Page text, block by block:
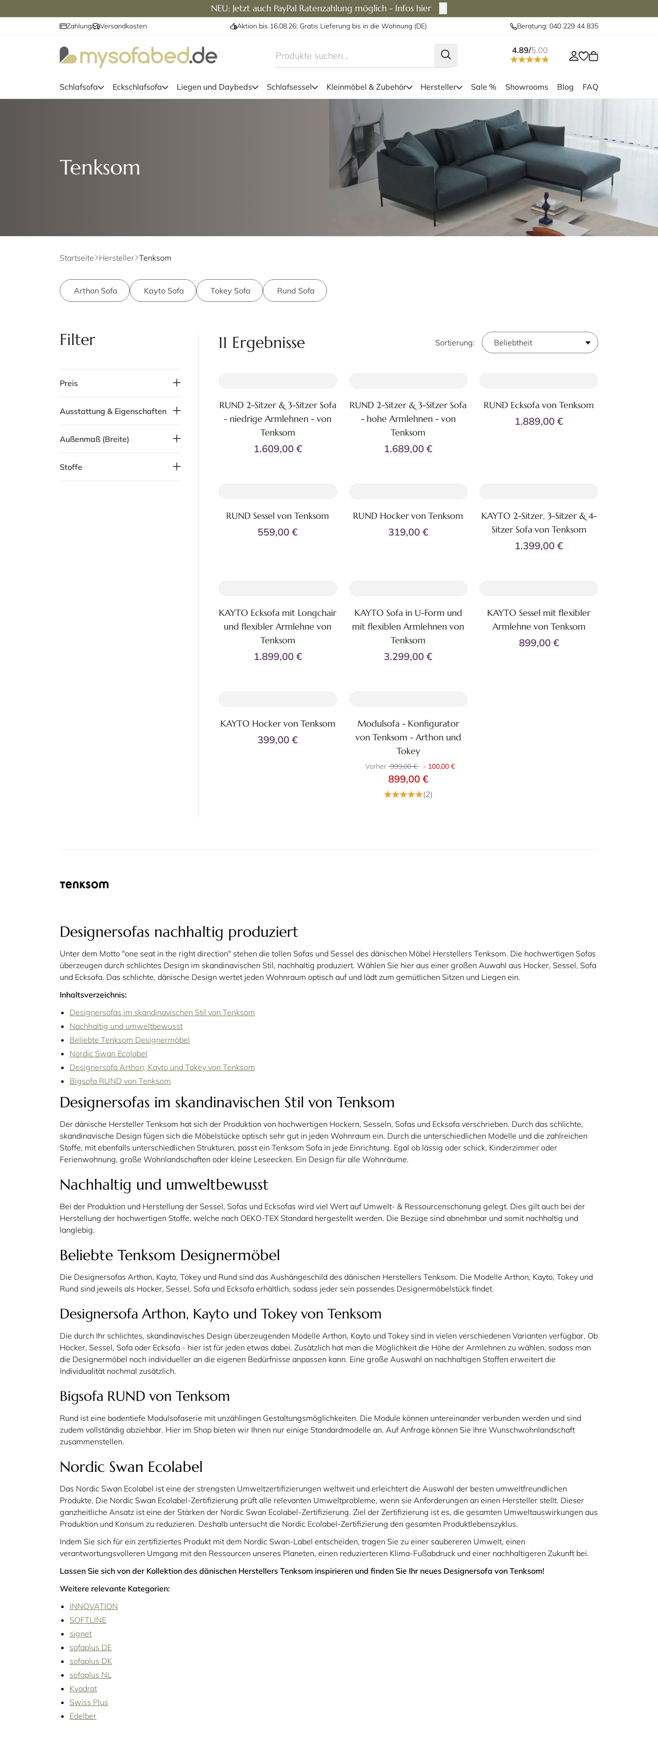
NEU: Jetzt auch PayPal Ratenzahlung möglich - Infos hier
Zahlung/ Versandkosten Aktion bis 16.08.26: Gratis Lieferung bis in die Wohnung (DE) Beratung: 040 229 44 835
4.89/5.00
Schlafsofa Eckschlafsofa Liegen und Daybeds Schlafsessel Kleinmöbel & Zubehör Hersteller Sale % Showrooms Blog FAQ
Tenksom
Startseite Hersteller Tenksom
Arthon Sofa Kayto Sofa Tokey Sofa Rund Sofa
Filter
Preis
Ausstattung & Eigenschaften
Außenmaß (Breite)
Stoffe
11 Ergebnisse Sortierung:
Zum Produkt
RUND 2-Sitzer & 3-Sitzer Sofa
- niedrige Armlehnen - von
Tenksom
1.609,00 €
Zum Produkt
RUND 2-Sitzer & 3-Sitzer Sofa
- hohe Armlehnen - von
Tenksom
1.689,00 €
Zum Produkt
RUND Ecksofa von Tenksom
1.889,00 €
Zum Produkt
RUND Sessel von Tenksom
559,00 €
Zum Produkt
RUND Hocker von Tenksom
319,00 €
Zum Produkt
KAYTO 2-Sitzer, 3-Sitzer & 4-
Sitzer Sofa von Tenksom
1.399,00 €
Zum Produkt
KAYTO Ecksofa mit Longchair
und flexibler Armlehne von
Tenksom
1.899,00 €
Zum Produkt
KAYTO Sofa in U-Form und
mit flexiblen Armlehnen von
Tenksom
3.299,00 €
Zum Produkt
KAYTO Sessel mit flexibler
Armlehne von Tenksom
899,00 €
Zum Produkt
KAYTO Hocker von Tenksom
399,00 €
Zum Produkt
Modulsofa - Konfigurator
von Tenksom - Arthon und
Tokey
Vorher 999,00 € - 100,00 €
899,00 €
(2)
Designersofas nachhaltig produziert
Unter dem Motto "one seat in the right direction" stehen die tollen Sofas und Sessel des dänischen Möbel Herstellers Tenksom. Die hochwertigen Sofas
überzeugen durch schlichtes Design im skandinavischen Stil, nachhaltig produziert. Wählen Sie hier aus einer großen Auwahl aus Hocker, Sessel, Sofa
und Ecksofa. Das schlichte, dänische Design wertet jeden Wohnraum optisch auf und lädt zum gemütlichen Sitzen und Liegen ein.
Inhaltsverzeichnis:
Designersofas im skandinavischen Stil von Tenksom
Nachhaltig und umweltbewusst
Beliebte Tenksom Designermöbel
Nordic Swan Ecolabel
Designersofa Arthon, Kayto und Tokey von Tenksom
Bigsofa RUND von Tenksom
Designersofas im skandinavischen Stil von Tenksom
Der dänische Hersteller Tenksom hat sich der Produktion von hochwertigen Hockern, Sesseln, Sofas und Ecksofa verschrieben. Durch das schlichte,
skandinavische Design fügen sich die Möbelstücke optisch sehr gut in jeden Wohnraum ein. Durch die unterschiedlichen Modelle und die zahlreichen
Stoffe, mit ebenfalls unterschiedlichen Strukturen, passt ein Tenksom Sofa in jede Einrichtung. Egal ob lässig oder schick, Kinderzimmer oder
Ferienwohnung, große Wohnlandschaften oder kleine Leseecken. Ein Design für alle Wohnräume.
Nachhaltig und umweltbewusst
Bei der Produktion und Herstellung der Sessel, Sofas und Ecksofas wird viel Wert auf Umwelt- & Ressourcenschonung gelegt. Dies gilt auch bei der
Herstellung der hochwertigen Stoffe, welche nach OEKO-TEX Standard hergestellt werden. Die Bezüge sind abnehmbar und somit nachhaltig und
langlebig.
Beliebte Tenksom Designermöbel
Die Designersofas Arthon, Kayto, Tokey und Rund sind das Aushängeschild des dänischen Herstellers Tenksom. Die Modelle Arthon, Kayto, Tokey und
Rund sind jeweils als Hocker, Sessel, Sofa und Ecksofa erhältlich, sodass jeder sein passendes Designermöbelstück findet.
Designersofa Arthon, Kayto und Tokey von Tenksom
Die durch Ihr schlichtes, skandinavisches Design überzeugenden Modelle Arthon, Kayto und Tokey sind in vielen verschiedenen Varianten verfügbar. Ob
Hocker, Sessel, Sofa oder Ecksofa - hier ist für jeden etwas dabei. Zusätzlich hat man die Möglichkeit die Höhe der Armlehnen zu wählen, sodass man
die Designermöbel noch individueller an die eigenen Bedürfnisse anpassen kann. Eine große Auswahl an nachhaltigen Stoffen erweitert die
Individualität nochmal zusätzlich.
Bigsofa RUND von Tenksom
Rund ist eine bodentiefe Modulsofaserie mit unzählingen Gestaltungsmöglichkeiten. Die Module können untereinander verbunden werden und sind
zudem vollständig abziehbar. Hier im Shop bieten wir Ihnen nur einige Standardmodelle an. Auf Anfrage können Sie Ihre Wunschwohnlandschaft
zusammenstellen.
Nordic Swan Ecolabel
Das Nordic Swan Ecolabel ist eine der strengsten Umweltzertifizierungen weltweit und erleichtert die Auswahl der besten umweltfreundlichen
Produkte. Die Nordic Swan Ecolabel-Zertifizierung prüft alle relevanten Umweltprobleme, wenn sie Anforderungen an einen Hersteller stellt. Dieser
ganzheitliche Ansatz ist eine der Stärken der Nordic Swan Ecolabel-Zertifizierung. Ziel der Zertifizierung ist es, die gesamten Umweltauswirkungen aus
Produktion und Konsum zu reduzieren. Deshalb untersucht die Nordic Ecolabel-Zertifizierung den gesamten Produktlebenszyklus.
Indem Sie sich für ein zertifiziertes Produkt mit dem Nordic Swan-Label entscheiden, tragen Sie zu einer saubereren Umwelt, einen
verantwortungsvolleren Umgang mit den Ressourcen unseres Planeten, einen reduzierteren Klima-Fußabdruck und einer nachhaltigeren Zukunft bei.
Lassen Sie sich von der Kollektion des dänischen Herstellers Tenksom inspirieren und finden Sie Ihr neues Designersofa von Tenksom!
Weitere relevante Kategorien:
INNOVATION
SOFTLINE
signet
sofaplus DE
sofaplus DK
sofaplus NL
Kvadrat
Swiss Plus
Edelber